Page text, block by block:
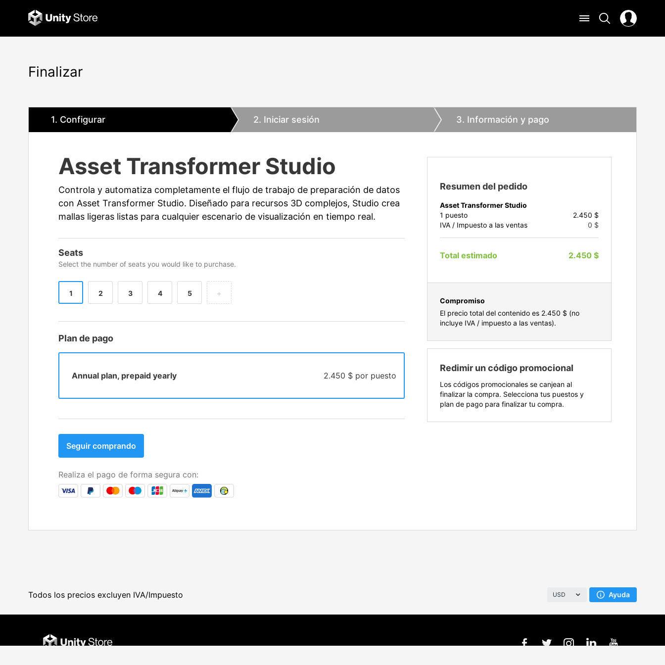
Finalizar
1. Configurar 2. Iniciar sesión 3. Información y pago
Asset Transformer Studio
Controla y automatiza completamente el flujo de trabajo de preparación de datos
con Asset Transformer Studio. Diseñado para recursos 3D complejos, Studio crea
mallas ligeras listas para cualquier escenario de visualización en tiempo real.
Seats
Select the number of seats you would like to purchase.
1 2 3 4 5 +
Plan de pago
Annual plan, prepaid yearly 2.450 $ por puesto
Seguir comprando
Realiza el pago de forma segura con:
Resumen del pedido
Asset Transformer Studio
1 puesto
2.450 $
IVA / Impuesto a las ventas
0 $
Total estimado 2.450 $
Compromiso
El precio total del contenido es 2.450 $ (no
incluye IVA / impuesto a las ventas).
Redimir un código promocional
Los códigos promocionales se canjean al
finalizar la compra. Selecciona tus puestos y
plan de pago para finalizar tu compra.
Todos los precios excluyen IVA/Impuesto USD Ayuda